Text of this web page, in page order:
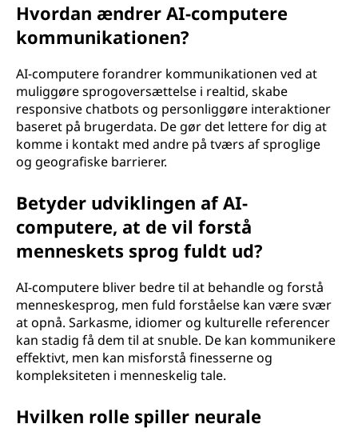
Hvordan ændrer AI-computere
kommunikationen?
AI-computere forandrer kommunikationen ved at
muliggøre sprogoversættelse i realtid, skabe
responsive chatbots og personliggøre interaktioner
baseret på brugerdata. De gør det lettere for dig at
komme i kontakt med andre på tværs af sproglige
og geografiske barrierer.
Betyder udviklingen af AI-
computere, at de vil forstå
menneskets sprog fuldt ud?
AI-computere bliver bedre til at behandle og forstå
menneskesprog, men fuld forståelse kan være svær
at opnå. Sarkasme, idiomer og kulturelle referencer
kan stadig få dem til at snuble. De kan kommunikere
effektivt, men kan misforstå finesserne og
kompleksiteten i menneskelig tale.
Hvilken rolle spiller neurale